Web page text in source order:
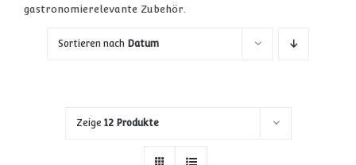
gastronomierelevante Zubehör.
Sortieren nach Datum
Zeige 12 Produkte